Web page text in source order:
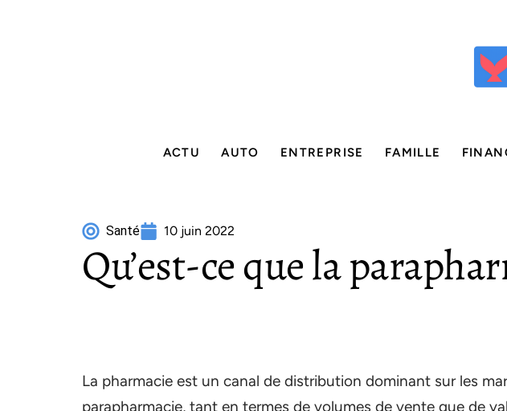
ACTU AUTO ENTREPRISE FAMILLE
Santé 10 juin 2022
Qu’est-ce que la
La pharmacie est un canal de distribution dominant sur les
parapharmacie, tant en termes de volumes de vente que de